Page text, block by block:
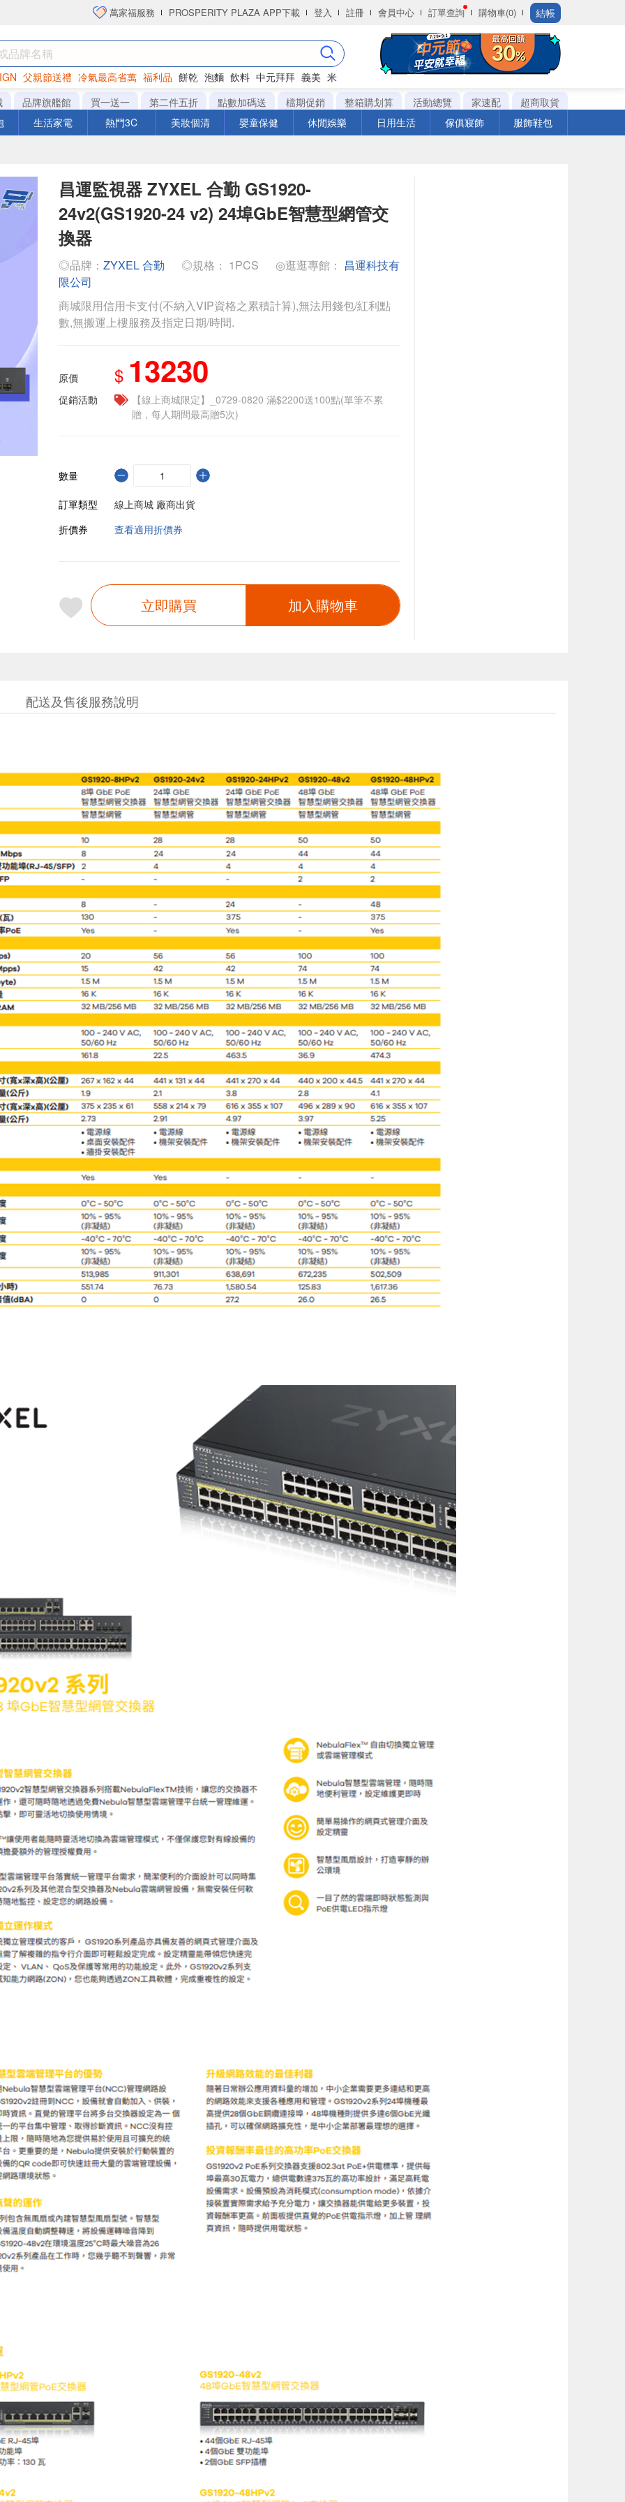
萬家福服務 PROSPERITY PLAZA APP下載 登入 註冊 會員中心 訂單查詢 購物車(0) 結帳
父親節送禮 冷氣最高省萬 福利品 餅乾 泡麵 飲料 中元拜拜 義美 米
洋芋片
品牌旗艦館 買一送一 第二件五折 點數加碼送 檔期促銷 整箱購划算 活動總覽 家速配
超商取貨
生活家電 熱門3C 美妝個清 嬰童保健 休閒娛樂 日用生活 傢俱寢飾 服飾鞋包
昌運監視器 ZYXEL 合勤 GS1920-
24v2(GS1920-24 v2) 24埠GbE智慧型網管交
換器
◎品牌： ZYXEL 合勤 ◎規格： 1PCS ◎逛逛專館： 昌運科技有
限公司
商城限用信用卡支付(不納入VIP資格之累積計算),無法用錢包/紅利點
數,無搬運上樓服務及指定日期/時間.
原價 $ 13230
促銷活動
【線上商城限定】_0729-0820 滿$2200送100點(單筆不累
贈，每人期間最高贈5次)
數量
訂單類型
線上商城 廠商出貨
折價券
查看適用折價券
立即購買 加入購物車
配送及售後服務說明